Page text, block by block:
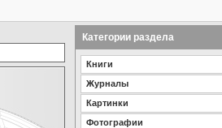
Категории раздела
Книги
Журналы
Картинки
Фотографии